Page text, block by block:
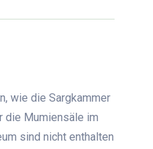
wie die Sargkammer
die Mumiensäle im
sind nicht enthalten